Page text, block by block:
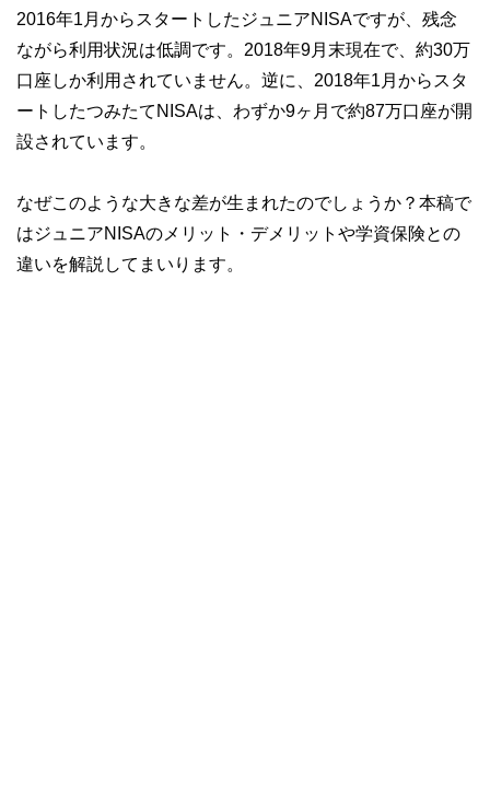
2016年1月からスタートしたジュニアNISAですが、残念
ながら利用状況は低調です。2018年9月末現在で、約30万
口座しか利用されていません。逆に、2018年1月からスタ
ートしたつみたてNISAは、わずか9ヶ月で約87万口座が開
設されています。
なぜこのような大きな差が生まれたのでしょうか？本稿で
はジュニアNISAのメリット・デメリットや学資保険との
違いを解説してまいります。